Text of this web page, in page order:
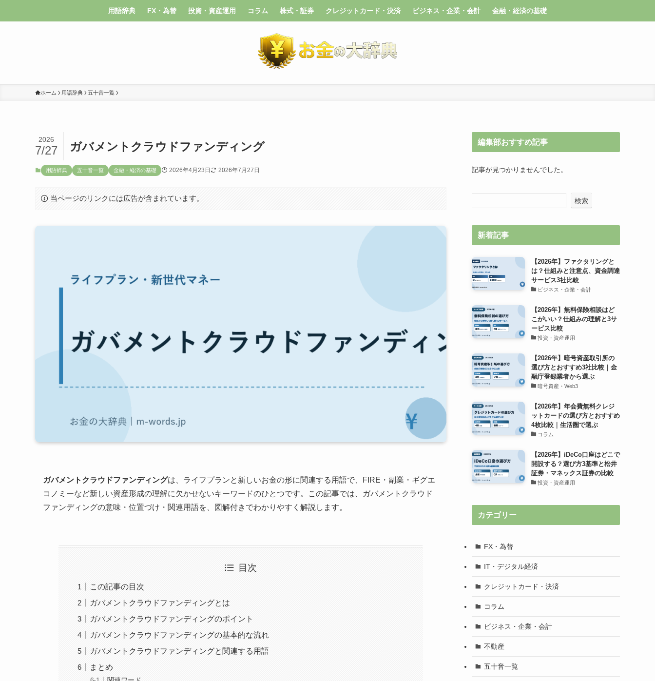
用語辞典 FX・為替 投資・資産運用 コラム 株式・証券 クレジットカード・決済 ビジネス・企業・会計 金融・経済の基礎
ホーム 用語辞典 五十音一覧
ガバメントクラウドファンディング
2026
7/27
用語辞典 五十音一覧 金融・経済の基礎 2026年4月23日 2026年7月27日
当ページのリンクには広告が含まれています。
ガバメントクラウドファンディングは、ライフプランと新しいお金の形に関連する用語で、FIRE・副業・ギグエ
コノミーなど新しい資産形成の理解に欠かせないキーワードのひとつです。この記事では、ガバメントクラウド
ファンディングの意味・位置づけ・関連用語を、図解付きでわかりやすく解説します。
目次
この記事の目次
ガバメントクラウドファンディングとは
ガバメントクラウドファンディングのポイント
ガバメントクラウドファンディングの基本的な流れ
ガバメントクラウドファンディングと関連する用語
まとめ
編集部おすすめ記事
記事が見つかりませんでした。
検索
新着記事
【2026年】ファクタリングと
は？仕組みと注意点、資金調達
サービス3社比較
ビジネス・企業・会計
【2026年】無料保険相談はど
こがいい？仕組みの理解と3サ
ービス比較
投資・資産運用
【2026年】暗号資産取引所の
選び方とおすすめ3社比較｜金
融庁登録業者から選ぶ
暗号資産・Web3
【2026年】年会費無料クレジ
ットカードの選び方とおすすめ
4枚比較｜生活圏で選ぶ
コラム
【2026年】iDeCo口座はどこで
開設する？選び方3基準と松井
証券・マネックス証券の比較
投資・資産運用
カテゴリー
FX・為替
IT・デジタル経済
クレジットカード・決済
コラム
ビジネス・企業・会計
不動産
五十音一覧